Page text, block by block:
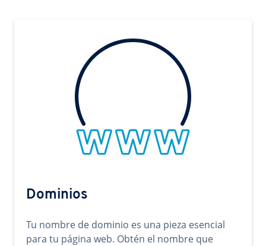
Dominios
Tu nombre de dominio es una pieza esencial
para tu página web. Obtén el nombre que